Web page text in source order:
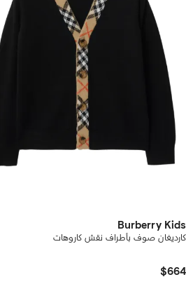
Burberry Kids
كارديغان صوف بأطراف نقش كاروهات
$664